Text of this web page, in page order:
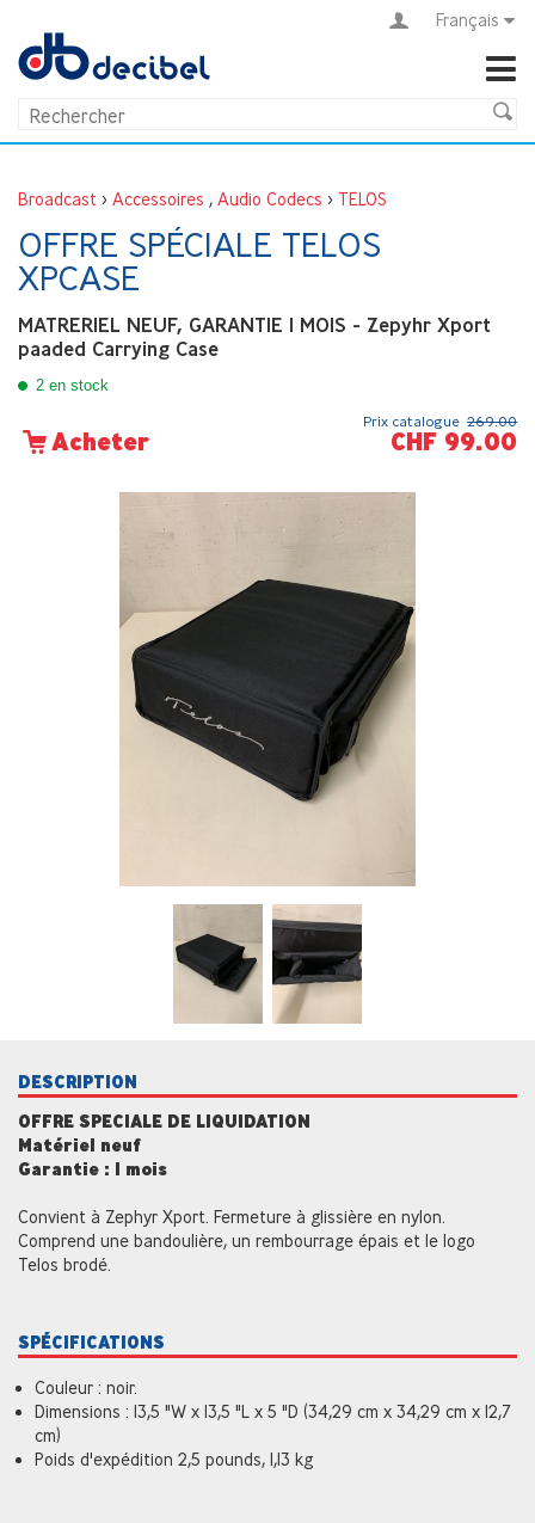
Français
Broadcast > Accessoires , Audio Codecs > TELOS
OFFRE SPÉCIALE TELOS
XPCASE
MATRERIEL NEUF, GARANTIE 1 MOIS - Zepyhr Xport
paaded Carrying Case
2 en stock
Acheter
Prix catalogue 269.00
CHF 99.00
DESCRIPTION
OFFRE SPECIALE DE LIQUIDATION
Matériel neuf
Garantie : 1 mois
Convient à Zephyr Xport. Fermeture à glissière en nylon.
Comprend une bandoulière, un rembourrage épais et le logo
Telos brodé.
SPÉCIFICATIONS
Couleur : noir.
Dimensions : 13,5 "W x 13,5 "L x 5 "D (34,29 cm x 34,29 cm x 12,7
cm)
Poids d'expédition 2,5 pounds, 1,13 kg